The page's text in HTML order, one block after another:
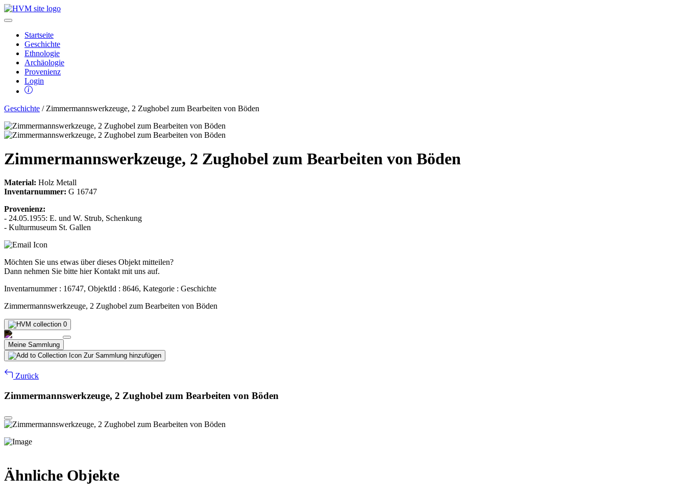
Startseite
Geschichte
Ethnologie
Archäologie
Provenienz
Login
Geschichte / Zimmermannswerkzeuge, 2 Zughobel zum Bearbeiten von Böden
Zimmermannswerkzeuge, 2 Zughobel zum Bearbeiten von Böden
Material: Holz Metall
Inventarnummer: G 16747
Provenienz:
- 24.05.1955: E. und W. Strub, Schenkung
- Kulturmuseum St. Gallen
Möchten Sie uns etwas über dieses Objekt mitteilen?
Dann nehmen Sie bitte hier Kontakt mit uns auf.
Inventarnummer : 16747, ObjektId : 8646, Kategorie : Geschichte
Zimmermannswerkzeuge, 2 Zughobel zum Bearbeiten von Böden
0
Meine Sammlung
Zur Sammlung hinzufügen
Zurück
Zimmermannswerkzeuge, 2 Zughobel zum Bearbeiten von Böden
Ähnliche Objekte